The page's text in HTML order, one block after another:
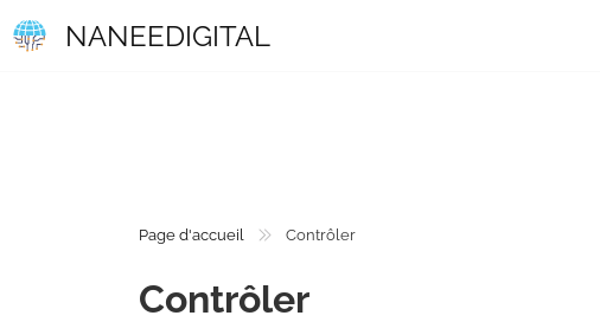
NANEEDIGITAL
Page d'accueil Contrôler
Contrôler